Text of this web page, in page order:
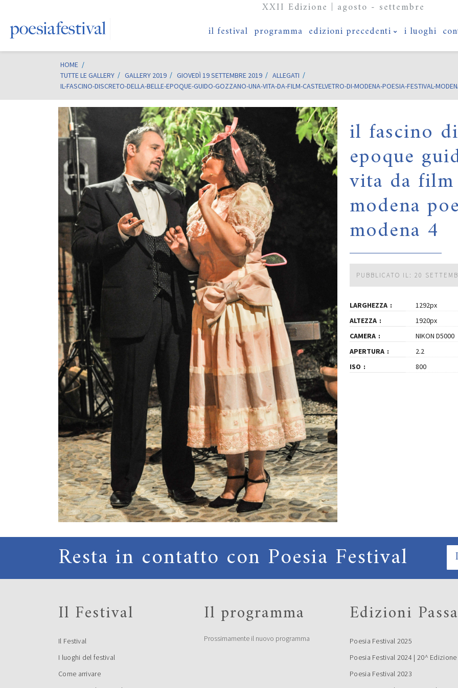
XXII Edizione | agosto - settembre
il festival programma edizioni precedenti i luoghi
HOME /
TUTTE LE GALLERY
GALLERY 2019 GIOVEDÌ 19 SETTEMBRE 2019
ALLEGATI
IL-FASCINO-DISCRETO-DELLA-BELLE-EPOQUE-GUIDO-GOZZANO-UNA-VITA-DA-FILM-CASTELVETRO-DI-MODENA-POESIA-FESTIVAL-
il fascino
epoque
vita da
modena
modena 4
PUBBLICATO IL: 20
LARGHEZZA
1292px
ALTEZZA
1920px
CAMERA
NIKON D5000
APERTURA
2.2
ISO
800
Resta in contatto con Poesia Festival
Il Festival
Il Festival
I luoghi del festival
Come arrivare
Il programma
Prossimamente il nuovo programma
Edizioni
Poesia Festival 2025
Poesia Festival 2024 | 20^ Edizione
Poesia Festival 2023